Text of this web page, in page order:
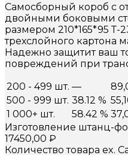
Самосборный короб с
двойными боковыми
размером 210*165*95 Т-
трехслойного картона
Надежно защитит ваш
повреждений при
200 - 499 шт. —
500 - 999 шт. 38.12 %
1 000+ шт.
58.42 %
Изготовление штанц-
17450,00 ₽
Количество товара ex.